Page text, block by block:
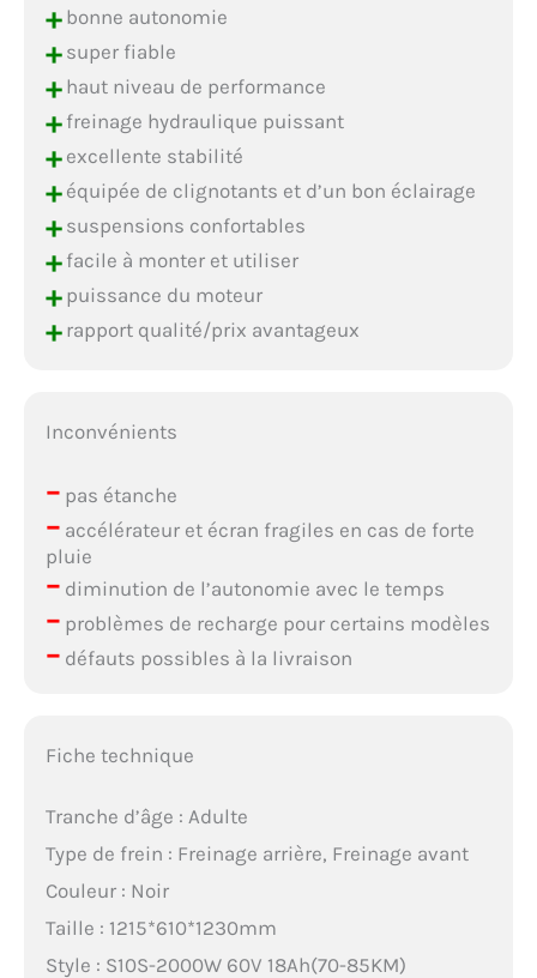
+bonne autonomie
+super fiable
+haut niveau de performance
+freinage hydraulique puissant
+excellente stabilité
+équipée de clignotants et d’un bon éclairage
+suspensions confortables
+facile à monter et utiliser
+puissance du moteur
+rapport qualité/prix avantageux
Inconvénients
–pas étanche
–accélérateur et écran fragiles en cas de forte
pluie
–diminution de l’autonomie avec le temps
–problèmes de recharge pour certains modèles
–défauts possibles à la livraison
Fiche technique
Tranche d’âge : Adulte
Type de frein : Freinage arrière, Freinage avant
Couleur : Noir
Taille : 1215*610*1230mm
Style : S10S-2000W 60V 18Ah(70-85KM)